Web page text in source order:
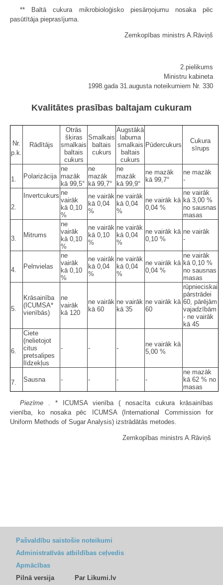
** Baltā cukura mikrobioloģisko piesārņojumu nosaka pēc
pasūtītāja pieprasījuma.
Zemkopības ministrs A.Rāviņš
2.pielikums
Ministru kabineta
1998.gada 31.augusta noteikumiem Nr. 330
Kvalitātes prasības baltajam cukuram
Nr.
p.k.
Rādītājs
Otrās
šķiras
smalkais
baltais
cukurs
Smalkais
baltais
cukurs
Augstākā
labuma
smalkais
baltais
cukurs
Pūdercukurs
Cukura
sīrups
1. Polarizācija
ne
mazāk
kā 99,5°
ne
mazāk
kā 99,7°
ne
mazāk
kā 99,9°
ne mazāk
kā 99,7°
ne mazāk
-
2.
Invertcukurs ne
vairāk
kā 0,10
%
ne vairāk
kā 0,04
%
ne vairāk
kā 0,04
%
ne vairāk kā
0,04 %
ne vairāk
kā 3,00 %
no sausnas
masas
3. Mitrums
ne
vairāk
kā 0,10
%
ne vairāk
kā 0,10
%
ne vairāk
kā 0,04
%
ne vairāk kā
0,10 %
ne vairāk
-
4. Pelnvielas
ne
vairāk
kā 0,10
%
ne vairāk
kā 0,04
%
ne vairāk
kā 0,04
%
ne vairāk kā
0,04 %
ne vairāk
kā 0,10 %
no sausnas
masas
5.
Krāsainība
(ICUMSA*
vienībās)
ne
vairāk
kā 120
ne vairāk
kā 60
ne vairāk
kā 35
ne vairāk kā
60
rūpnieciskai
pārstrādei
60, pārējām
vajadzībām
- ne vairāk
kā 45
6.
Ciete
(nelietojot
citus
pretsalipes
līdzekļus
- - -
ne vairāk kā
5,00 %
7. Sausna - - - -
ne mazāk
kā 62 % no
masas
Piezīme . * ICUMSA vienība ( nosacīta cukura krāsainības
vienība, ko nosaka pēc ICUMSA (International Commission for
Uniform Methods of Sugar Analysis) izstrādātās metodes.
Zemkopības ministrs A.Rāviņš
Pašvaldību saistošie noteikumi
Administratīvās atbildības ceļvedis
Apmācības
Pilnā versija
Par Likumi.lv